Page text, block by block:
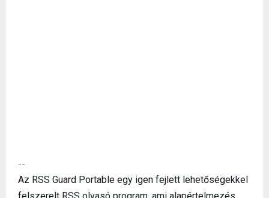
--
Az RSS Guard Portable egy igen fejlett lehetőségekkel
felszerelt RSS olvasó program, ami alapértelmezés